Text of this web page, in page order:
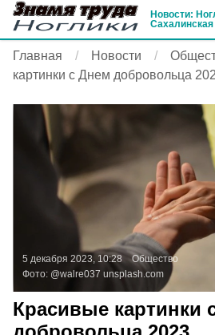
Новости:
Главная Новости
картинки с Днем добровольца
5 декабря 2023, 10:28
Общество
Фото: @walre037 unsplash.com
Красивые картинки